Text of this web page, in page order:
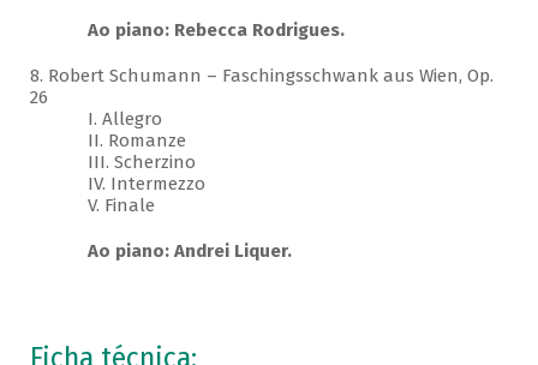
Ao piano: Rebecca Rodrigues.
8. Robert Schumann – Faschingsschwank aus Wien, Op.
26
I. Allegro
II. Romanze
III. Scherzino
IV. Intermezzo
V. Finale
Ao piano: Andrei Liquer.